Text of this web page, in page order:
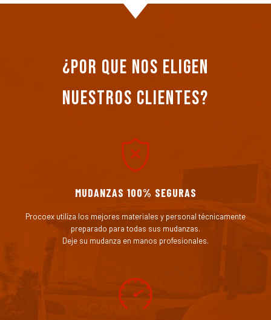
¿Por que nos eligen
nuestros clientes?
MUDANZAS 100% SEGURAS
Procoex utiliza los mejores materiales y personal técnicamente
preparado para todas sus mudanzas.
Deje su mudanza en manos profesionales.